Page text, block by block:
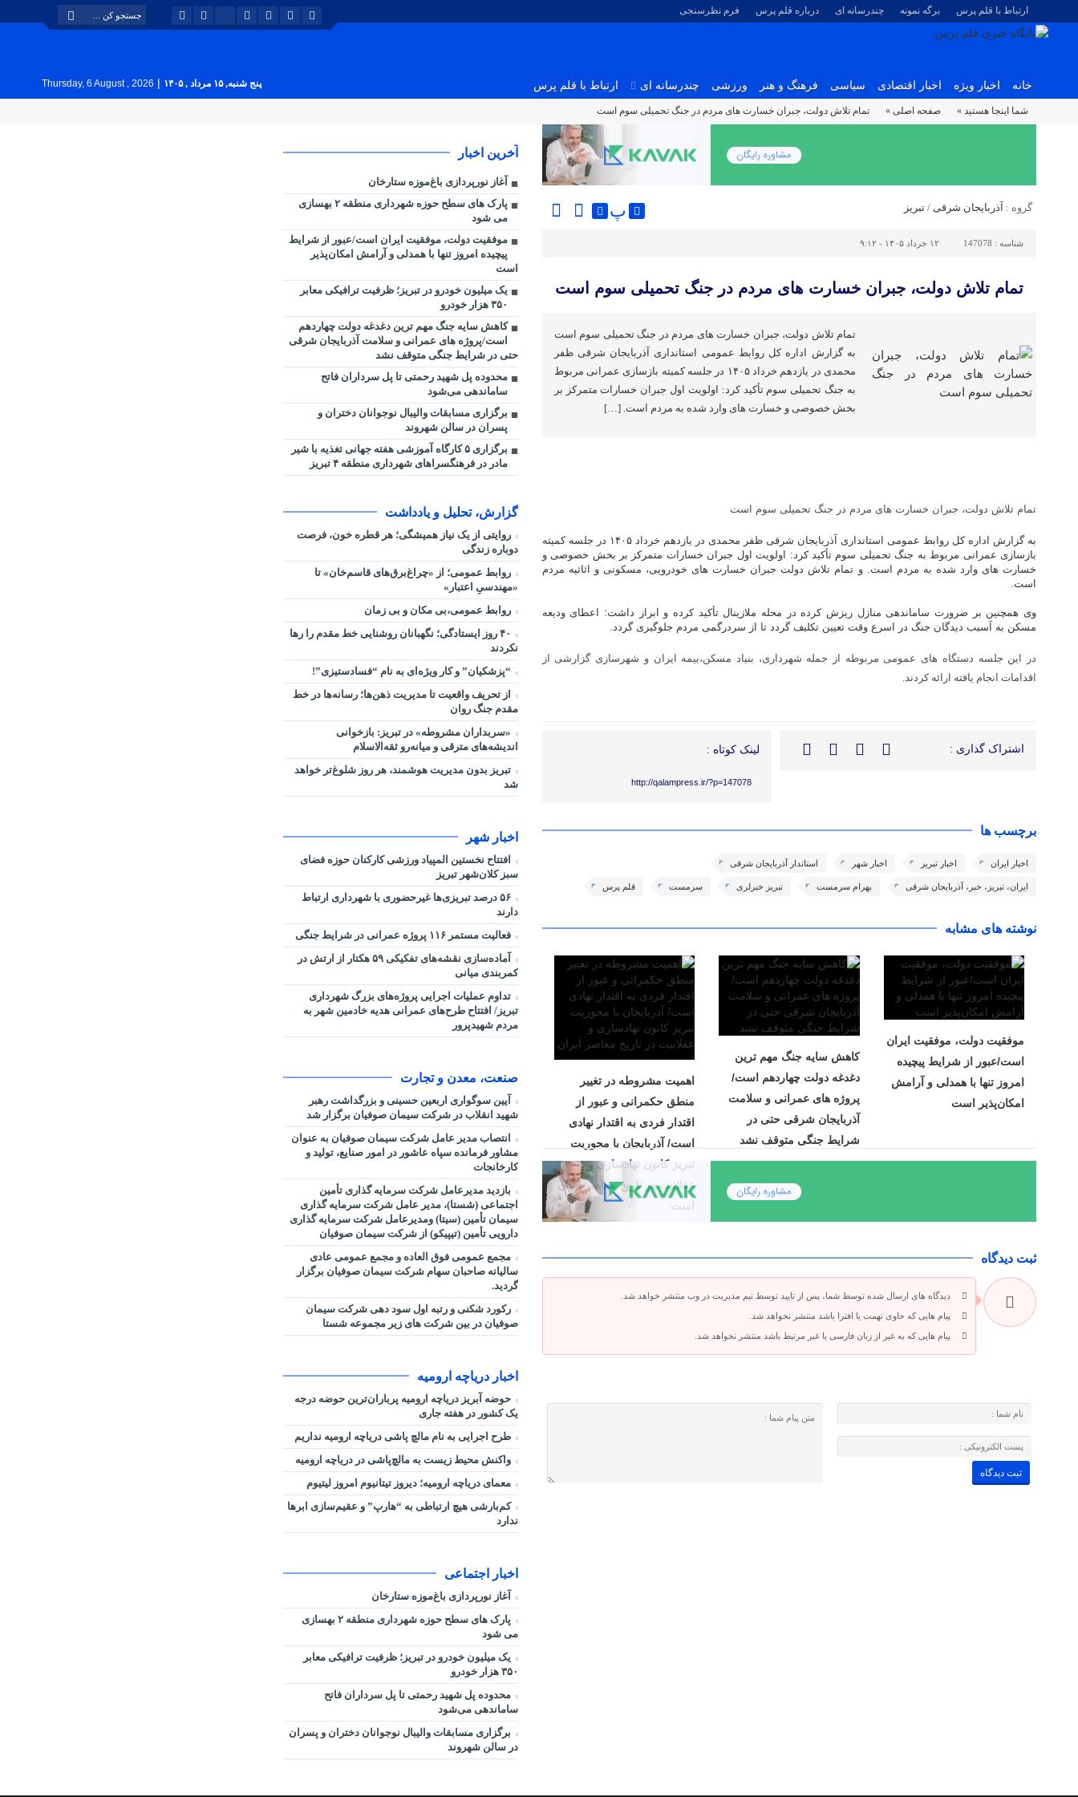
ارتباط با قلم پرس برگه نمونه چندرسانه ای درباره قلم پرس فرم نظرسنجی
خانه اخبار ویژه اخبار اقتصادی سیاسی فرهنگ و هنر ورزشی چندرسانه ای ارتباط با قلم پرس پنج شنبه, ۱۵ مرداد , ۱۴۰۵ |
Thursday, 6 August , 2026
شما اینجا هستید » صفحه اصلی » تمام تلاش دولت، جبران خسارت های مردم در جنگ تحمیلی سوم است
گروه : آذربایجان شرقی / تبریز پ
شناسه : 147078 ۱۲ خرداد ۱۴۰۵ - ۹:۱۲
تمام تلاش دولت، جبران خسارت های مردم در جنگ تحمیلی سوم است
تمام تلاش دولت، جبران خسارت های مردم در جنگ تحمیلی سوم است
به گزارش اداره کل روابط عمومی استانداری آذربایجان شرقی ظفر
محمدی در یازدهم خرداد ١۴٠۵ در جلسه کمیته بازسازی عمرانی مربوط
به جنگ تحمیلی سوم تأکید کرد: اولویت اول جبران خسارات متمرکز بر
بخش خصوصی و خسارت های وارد شده به مردم است. […]
تمام تلاش دولت، جبران خسارت های مردم در جنگ تحمیلی سوم است
به گزارش اداره کل روابط عمومی استانداری آذربایجان شرقی ظفر محمدی در یازدهم خرداد ١۴٠۵ در جلسه کمیته
بازسازی عمرانی مربوط به جنگ تحمیلی سوم تأکید کرد: اولویت اول جبران خسارات متمرکز بر بخش خصوصی و
خسارت های وارد شده به مردم است. و تمام تلاش دولت جبران خسارت های خودرویی، مسکونی و اثاثیه مردم
است.
وی همچنین بر ضرورت ساماندهی منازل ریزش کرده در محله ملازینال تأکید کرده و ابراز داشت: اعطای ودیعه
مسکن به آسیب دیدگان جنگ در اسرع وقت تعیین تکلیف گردد تا از سردرگمی مردم جلوگیری گردد.
در این جلسه دستگاه های عمومی مربوطه از جمله شهرداری، بنیاد مسکن،بیمه ایران و شهرسازی گزارشی از
اقدامات انجام یافته ارائه کردند.
اشتراک گذاری : لینک کوتاه :
http://qalampress.ir/?p=147078
برچسب ها
اخبار ایران اخبار تبریز اخبار شهر استاندار آذربایجان شرقی
ایران، تبریز، خبر، آذربایجان شرقی بهرام سرمست تبریز خبرلری سرمست قلم پرس
نوشته های مشابه
موفقیت دولت، موفقیت ایران
است/عبور از شرایط پیچیده
امروز تنها با همدلی و آرامش
امکان‌پذیر است
کاهش سایه جنگ مهم ‌ترین
دغدغه دولت چهاردهم است/
پروژه ‌های عمرانی و سلامت
آذربایجان شرقی حتی در
شرایط جنگی متوقف نشد
اهمیت مشروطه در تغییر
منطق حکمرانی و عبور از
اقتدار فردی به اقتدار نهادی
است/ آذربایجان با محوریت
تبریز کانون نهادسازی و
عقلانیت در تاریخ معاصر ایران
است
ثبت دیدگاه
دیدگاه های ارسال شده توسط شما، پس از تایید توسط تیم مدیریت در وب منتشر خواهد شد.
پیام هایی که حاوی تهمت یا افترا باشد منتشر نخواهد شد.
پیام هایی که به غیر از زبان فارسی یا غیر مرتبط باشد منتشر نخواهد شد.
آخرین اخبار
آغاز نورپردازی باغ‌موزه ستارخان
پارک های سطح حوزه شهرداری منطقه ۲ بهسازی
می شود
موفقیت دولت، موفقیت ایران است/عبور از شرایط
پیچیده امروز تنها با همدلی و آرامش امکان‌پذیر
است
یک میلیون خودرو در تبریز؛ ظرفیت ترافیکی معابر
۳۵۰ هزار خودرو
کاهش سایه جنگ مهم ‌ترین دغدغه دولت چهاردهم
است/پروژه ‌های عمرانی و سلامت آذربایجان شرقی
حتی در شرایط جنگی متوقف نشد
محدوده پل شهید رحمتی تا پل سرداران فاتح
ساماندهی می‌شود
برگزاری مسابقات والیبال نوجوانان دختران و
پسران در سالن شهروند
برگزاری ۵ کارگاه آموزشی هفته جهانی تغذیه با شیر
مادر در فرهنگسراهای شهرداری منطقه ۴ تبریز
گزارش، تحلیل و یادداشت
روایتی از یک نیاز همیشگی؛ هر قطره خون، فرصت
دوباره زندگی
روابط عمومی؛ از «چراغ‌برق‌های قاسم‌خان» تا
«مهندسیِ اعتبار»
روابط عمومی،بی مکان و بی زمان
۴۰ روز ایستادگی؛ نگهبانان روشنایی خط مقدم را رها
نکردند
“پزشکیان” و کار ویژه‌ای به نام “فسادستیزی”!
از تحریف واقعیت تا مدیریت ذهن‌ها؛ رسانه‌ها در خط
مقدم جنگ روان
«سربداران مشروطه» در تبریز: بازخوانی
اندیشه‌های مترقی و میانه‌رو ثقه‌الاسلام
تبریز بدون مدیریت هوشمند، هر روز شلوغ‌تر خواهد
شد
اخبار شهر
افتتاح نخستین المپیاد ورزشی کارکنان حوزه فضای
سبز کلان‌شهر تبریز
۵۶ درصد تبریزی‌ها غیرحضوری با شهرداری ارتباط
دارند
فعالیت مستمر ۱۱۶ پروژه عمرانی در شرایط جنگی
آماده‌سازی نقشه‌های تفکیکی ۵۹ هکتار از ارتش در
کمربندی میانی
تداوم عملیات اجرایی پروژه‌های بزرگ شهرداری
تبریز/ افتتاح طرح‌های عمرانی هدیه خادمین شهر به
مردم شهیدپرور
صنعت، معدن و تجارت
آیین سوگواری اربعین حسینی و بزرگداشت رهبر
شهید انقلاب در شرکت سیمان صوفیان برگزار شد
انتصاب مدیر عامل شرکت سیمان صوفیان به عنوان
مشاور فرمانده سپاه عاشور در امور صنایع، تولید و
کارخانجات
بازدید مدیرعامل شرکت سرمایه گذاری تأمین
اجتماعی (شستا)، مدیر عامل شرکت سرمایه گذاری
سیمان تأمین (سیتا) ومدیرعامل شرکت سرمایه گذاری
دارویی تأمین (تیپیکو) از شرکت سیمان صوفیان
مجمع عمومی فوق العاده و مجمع عمومی عادی
سالیانه صاحبان سهام شرکت سیمان صوفیان برگزار
گردید.
رکورد شکنی و رتبه اول سود دهی شرکت سیمان
صوفیان در بین شرکت های زیر مجموعه شستا
اخبار دریاچه ارومیه
حوضه آبریز دریاچه ارومیه پرباران‌ترین حوضه‌ درجه
یک کشور در هفته جاری
طرح اجرایی به نام مالچ پاشی دریاچه ارومیه نداریم
واکنش محیط زیست به مالچ‌پاشی در دریاچه ارومیه
معمای دریاچه ارومیه؛ دیروز تیتانیوم امروز لیتیوم
کم‌بارشی هیچ ارتباطی به “هارپ” و عقیم‌سازی ابرها
ندارد
اخبار اجتماعی
آغاز نورپردازی باغ‌موزه ستارخان
پارک های سطح حوزه شهرداری منطقه ۲ بهسازی
می شود
یک میلیون خودرو در تبریز؛ ظرفیت ترافیکی معابر
۳۵۰ هزار خودرو
محدوده پل شهید رحمتی تا پل سرداران فاتح
ساماندهی می‌شود
برگزاری مسابقات والیبال نوجوانان دختران و پسران
در سالن شهروند